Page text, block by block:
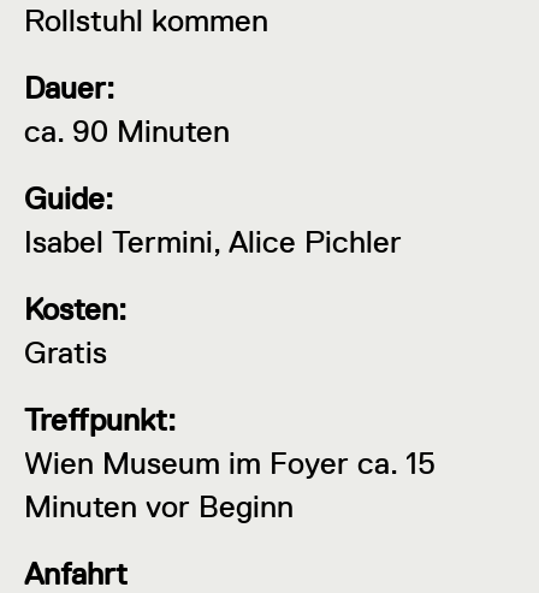
Rollstuhl kommen
Dauer:
ca. 90 Minuten
Guide:
Isabel Termini, Alice Pichler
Kosten:
Gratis
Treffpunkt:
Wien Museum im Foyer ca. 15
Minuten vor Beginn
Anfahrt